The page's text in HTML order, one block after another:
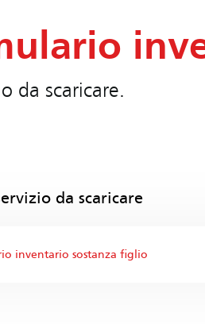
da scaricare.
da scaricare
inventario sostanza figlio